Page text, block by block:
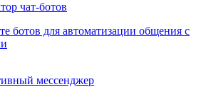
чат-ботов
ботов для автоматизации общения с
мессенджер